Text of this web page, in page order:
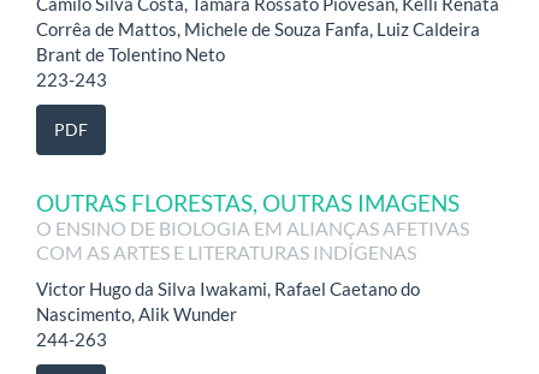
Corrêa de Mattos, Michele de Souza Fanfa, Luiz Caldeira
Brant de Tolentino Neto
223-243
PDF
OUTRAS FLORESTAS, OUTRAS IMAGENS
O ENSINO DE BIOLOGIA EM ALIANÇAS AFETIVAS
COM AS ARTES E LITERATURAS INDÍGENAS
Victor Hugo da Silva Iwakami, Rafael Caetano do
Nascimento, Alik Wunder
244-263